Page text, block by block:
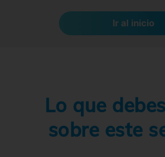
Ir al inicio
Lo que
sobre este